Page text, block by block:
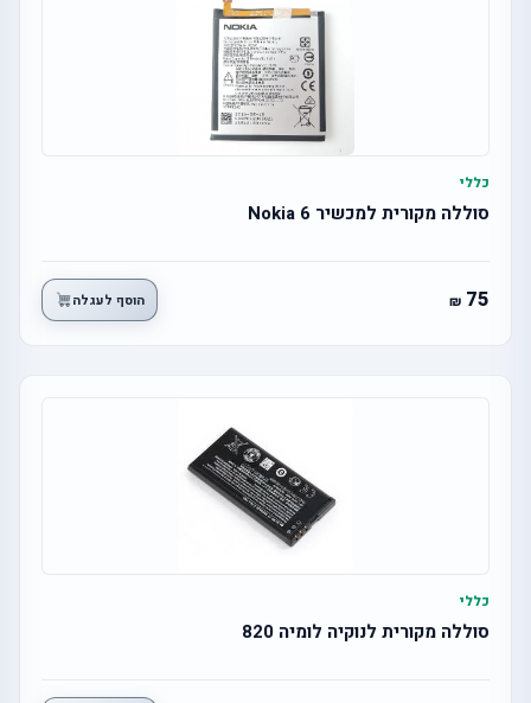
כללי
סוללה מקורית למכשיר Nokia 6
75 הוסף לעגלה
כללי
סוללה מקורית לנוקיה לומיה 820